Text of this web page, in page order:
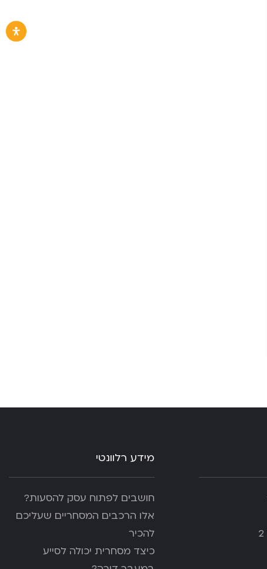
מידע רלוונטי
חושבים לפתוח עסק להסעות?
אלו הרכבים המסחריים שעליכם
להכיר
כיצד מסחרית יכולה לסייע